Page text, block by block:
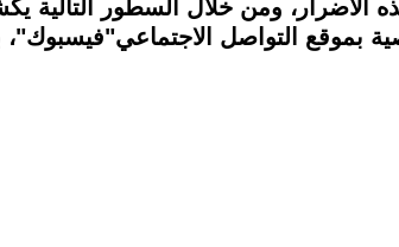
ومن خلال السطور التالية
التواصل الاجتماعي"فيسبوك"،